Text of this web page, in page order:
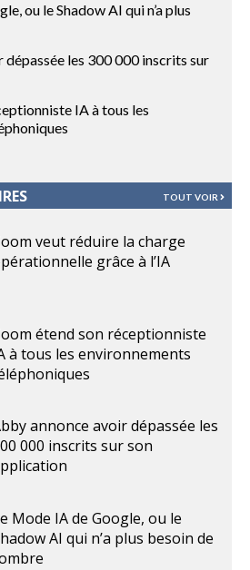
ou le Shadow AI qui n’a plus
les 300 000 inscrits sur
IA à tous les
TOUT VOIR
veut réduire la charge
grâce à l’IA
étend son réceptionniste
à tous les environnements
annonce avoir dépassée les
000 inscrits sur son
Mode IA de Google, ou le
AI qui n’a plus besoin de